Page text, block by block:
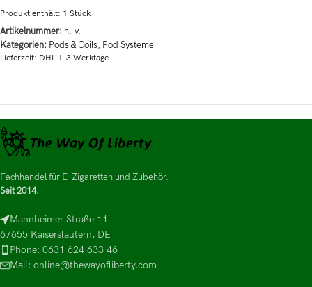
Produkt enthält: 1 Stück
Artikelnummer: n. v.
Kategorien: Pods & Coils, Pod Systeme
Lieferzeit: DHL 1-3 Werktage
Fachhandel für E-Zigaretten und Zubehör.
Seit 2014.
Mannheimer Straße 11
67655 Kaiserslautern, DE
Phone: 0631 624 633 46
Mail: online@thewayofliberty.com